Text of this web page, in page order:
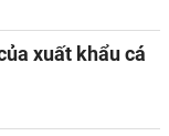
xuất khẩu cá